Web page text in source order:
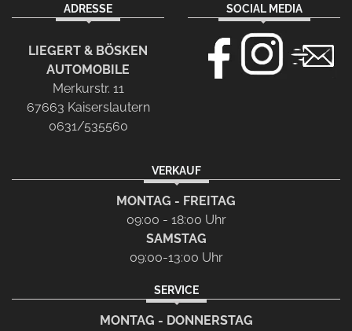
ADRESSE
LIEGERT & BÖSKEN
AUTOMOBILE
Merkurstr. 11
67663 Kaiserslautern
0631/535560
SOCIAL MEDIA
VERKAUF
MONTAG - FREITAG
09:00 - 18:00 Uhr
SAMSTAG
09:00-13:00 Uhr
SERVICE
MONTAG - DONNERSTAG